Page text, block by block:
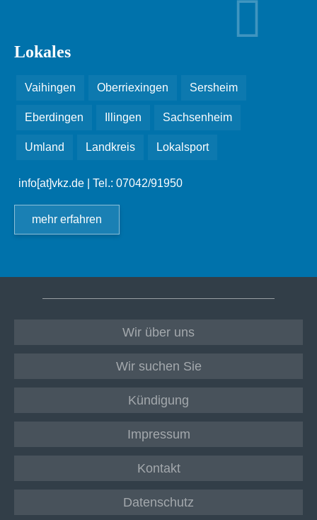
Lokales
Vaihingen Oberriexingen Sersheim
Eberdingen Illingen Sachsenheim
Umland Landkreis Lokalsport
info[at]vkz.de | Tel.: 07042/91950
mehr erfahren
Wir über uns
Wir suchen Sie
Kündigung
Impressum
Kontakt
Datenschutz